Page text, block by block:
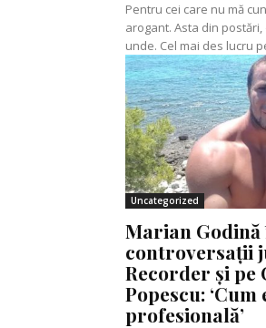
Pentru cei care nu mă
arogant. Asta din
unde. Cel mai des lucru
Uncategorized
Marian
controversații
Recorder și
Popescu:
profesională’